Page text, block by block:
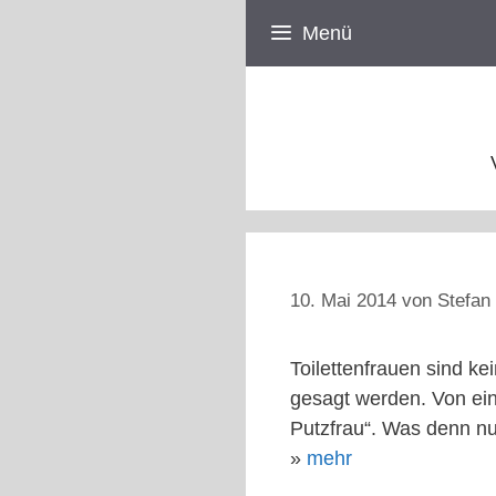
Menü
10. Mai 2014 von Stefan
Toilettenfrauen sind
gesagt werden. Von
Putzfrau“. Was denn
» mehr